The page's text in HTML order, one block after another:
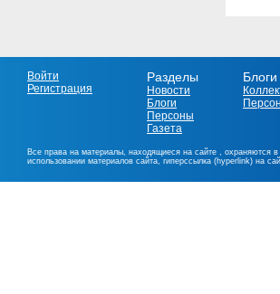
Войти
Регистрация
Разделы
Новости
Блоги
Персоны
Газета
Блоги
Все права на материалы, находящиеся на сайте , охраняются
использовании материалов сайта, гиперссылка (hyperlink) на